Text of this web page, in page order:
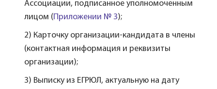
Ассоциации, подписанное уполномоченным
лицом (Приложении № 3);
2) Карточку организации-кандидата в члены
(контактная информация и реквизиты
организации);
3) Выписку из ЕГРЮЛ, актуальную на дату